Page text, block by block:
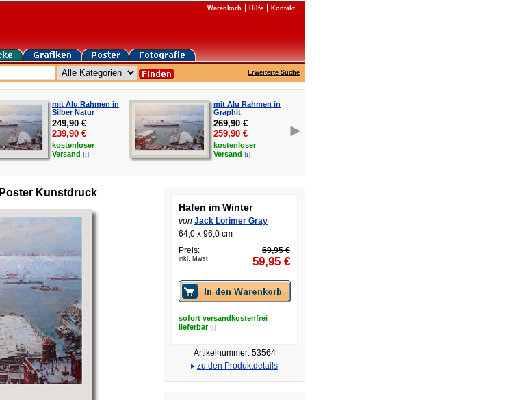
Warenkorb Hilfe Kontakt
Erweiterte Suche
mit Alu Rahmen in
Silber Natur
249,90 €
239,90 €
kostenloser
Versand [i]
mit Alu Rahmen in
Graphit
269,90 €
259,90 €
kostenloser
Versand [i]
Kunstdruck
Hafen im Winter
von Jack Lorimer Gray
64,0 x 96,0 cm
Preis:
inkl. Mwst
69,95 €
59,95 €
sofort versandkostenfrei
lieferbar[i]
Artikelnummer: 53564
▸ zu den Produktdetails